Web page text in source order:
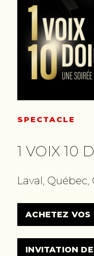
SPECTACLE
1 VOIX 10
Laval, Québec,
ACHETEZ VOS
INVITATION